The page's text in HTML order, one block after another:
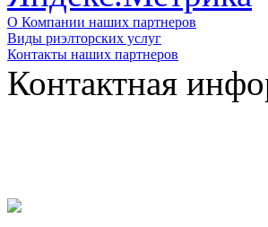
О Компании наших партнеров
Виды риэлторских услуг
Контакты наших партнеров
Контактная